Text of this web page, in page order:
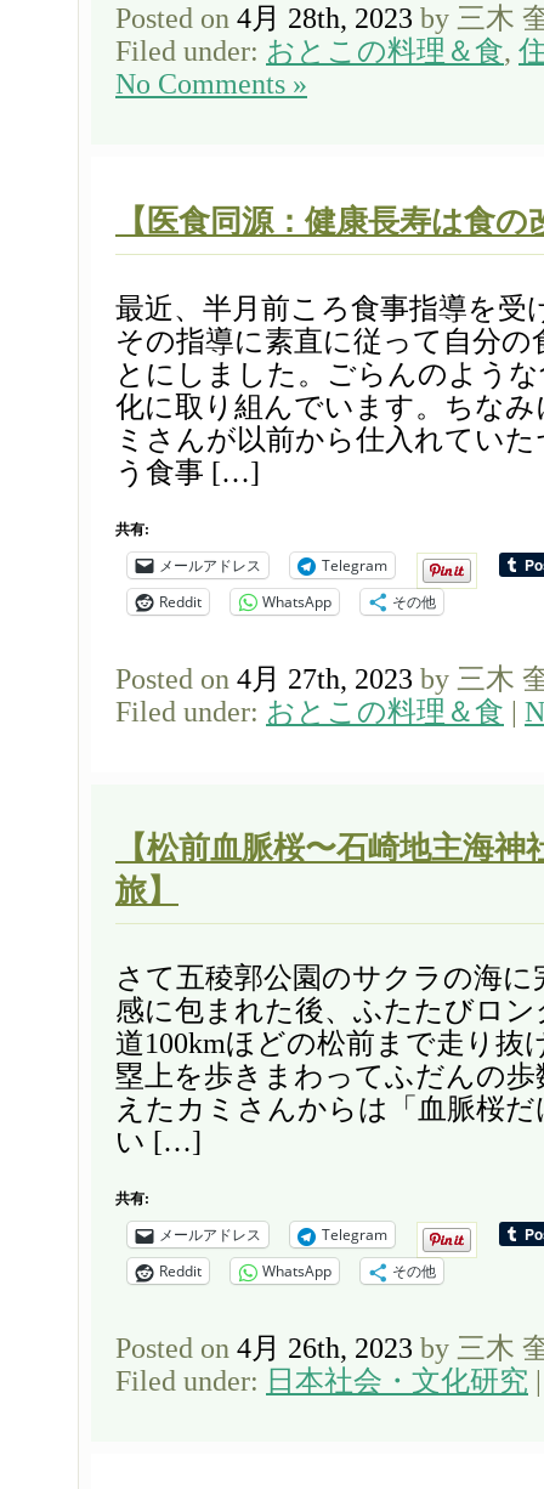
Posted on 4月 28th, 2023 by 三木
Filed under: おとこの料理＆食,
No Comments »
【医食同源：健康長寿は食の
最近、半月前ころ食事指導を受
その指導に素直に従って自分の
とにしました。ごらんのよう
化に取り組んでいます。ちな
ミさんが以前から仕入れてい
う食事 […]
共有:
メールアドレス
Telegram
Reddit
WhatsApp その他
Posted on 4月 27th, 2023 by 三木
Filed under: おとこの料理＆食 |
【松前血脈桜〜石崎地主海
旅】
さて五稜郭公園のサクラの海に
感に包まれた後、ふたたびロ
道100kmほどの松前まで走り抜
塁上を歩きまわってふだんの
えたカミさんからは「血脈桜
い […]
共有:
メールアドレス
Telegram
Reddit
WhatsApp その他
Posted on 4月 26th, 2023 by 三木
Filed under: 日本社会・文化研究